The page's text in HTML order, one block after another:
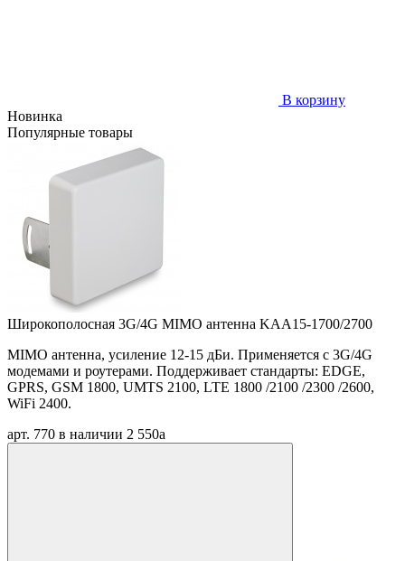
В корзину
Новинка
Популярные товары
Широкополосная 3G/4G MIMO антенна KAA15-1700/2700
MIMO антенна, усиление 12-15 дБи. Применяется с 3G/4G
модемами и роутерами. Поддерживает стандарты: EDGE,
GPRS, GSM 1800, UMTS 2100, LTE 1800 /2100 /2300 /2600,
WiFi 2400.
арт. 770 в наличии 2 550a